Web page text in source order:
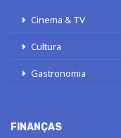
Cinema & TV
Cultura
Gastronomia
FINANÇAS